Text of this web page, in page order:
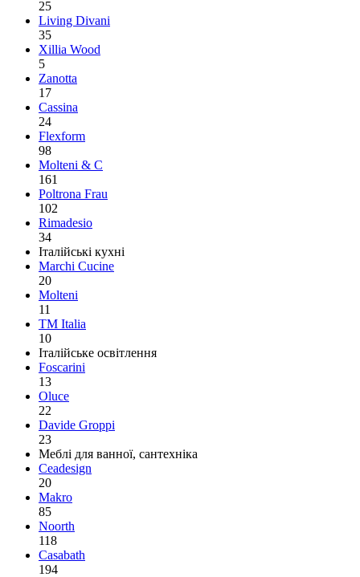
25
Living Divani
35
Xillia Wood
5
Zanotta
17
Cassina
24
Flexform
98
Molteni & C
161
Poltrona Frau
102
Rimadesio
34
Італійські кухні
Marchi Cucine
20
Molteni
11
TM Italia
10
Італійське освітлення
Foscarini
13
Oluce
22
Davide Groppi
23
Меблі для ванної, сантехніка
Ceadesign
20
Makro
85
Noorth
118
Сasabath
194